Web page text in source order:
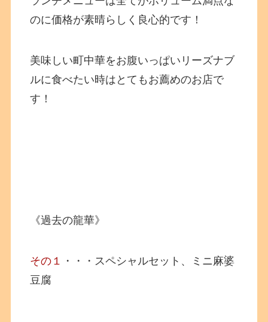
のに価格が素晴らしく良心的です！
美味しい町中華をお腹いっぱいリーズナブ
ルに食べたい時はとてもお薦めのお店で
す！
《過去の龍華》
その１ ・・・スペシャルセット、ミニ麻婆
豆腐